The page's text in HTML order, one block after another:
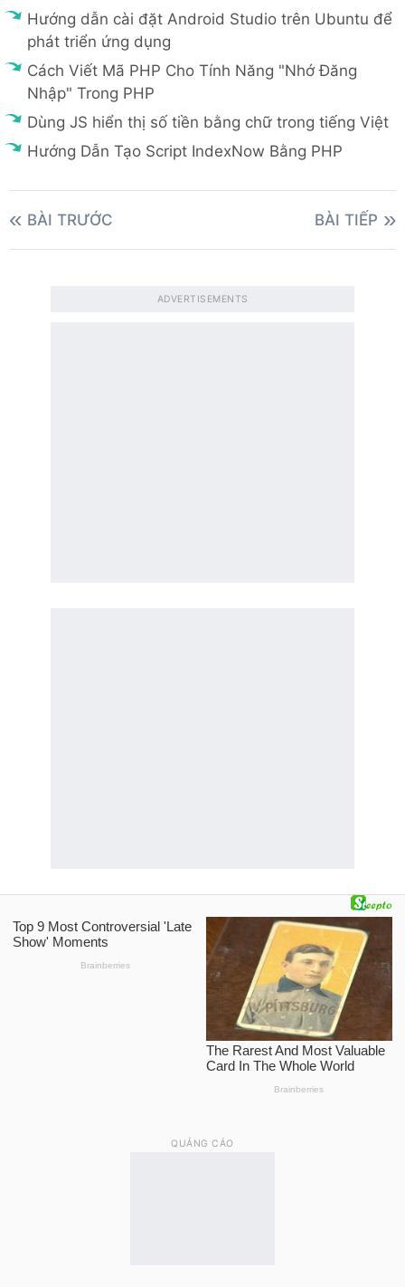
Hướng dẫn cài đặt Android Studio trên Ubuntu để
phát triển ứng dụng
Cách Viết Mã PHP Cho Tính Năng "Nhớ Đăng
Nhập" Trong PHP
Dùng JS hiển thị số tiền bằng chữ trong tiếng Việt
Hướng Dẫn Tạo Script IndexNow Bằng PHP
BÀI TRƯỚC BÀI TIẾP
ADVERTISEMENTS
QUẢNG CÁO